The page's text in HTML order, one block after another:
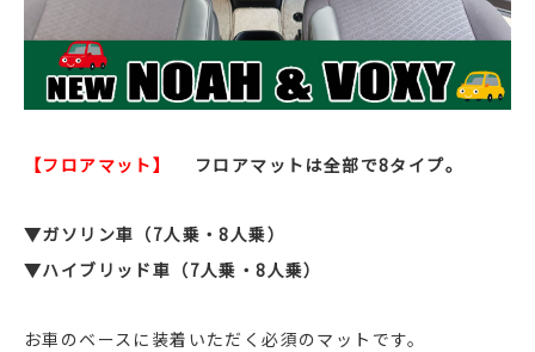
【フロアマット】 フロアマットは全部で8タイプ。
▼ガソリン車（7人乗・8人乗）
▼ハイブリッド車（7人乗・8人乗）
お車のベースに装着いただく必須のマットです。